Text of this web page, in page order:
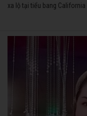
xa lộ tại tiểu bang California